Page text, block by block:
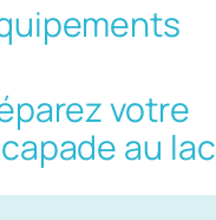
votre
au lac